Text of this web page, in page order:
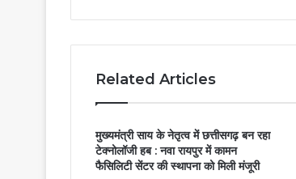
Related Articles
मुख्यमंत्री साय के नेतृत्व में छत्तीसगढ़ बन रहा
टेक्नोलॉजी हब : नवा रायपुर में कामन
फैसिलिटी सेंटर की स्थापना को मिली मंजूरी